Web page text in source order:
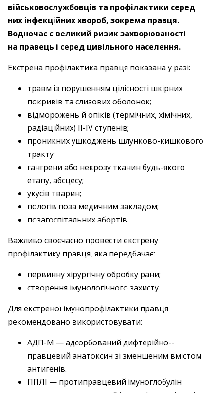
військовослужбовців та профілактики серед
них інфекційних хвороб, зокрема правця.
Водночас є великий ризик захворюваності
на правець і серед цивільного населення.
Екстрена профілактика правця показана у разі:
травм із порушенням цілісності шкірних
покривів та слизових оболонок;
відморожень й опіків (термічних, хімічних,
радіаційних) ІІ-ІV ступенів;
проникних ушкоджень шлунково-­кишкового
тракту;
гангрени або некрозу тканин будь-якого
етапу, абсцесу;
укусів тварин;
пологів поза медичним закладом;
позагоспітальних абортів.
Важливо своєчасно провести екстрену
профілактику правця, яка передбачає:
первинну хірургічну обробку рани;
створення імунологічного захисту.
Для екстреної імунопрофілактики правця
рекомендовано використовувати:
АДП-М — адсорбований дифтерійно-­
правцевий анатоксин зі зменшеним вмістом
антигенів.
ППЛІ — протиправцевий імуноглобулін